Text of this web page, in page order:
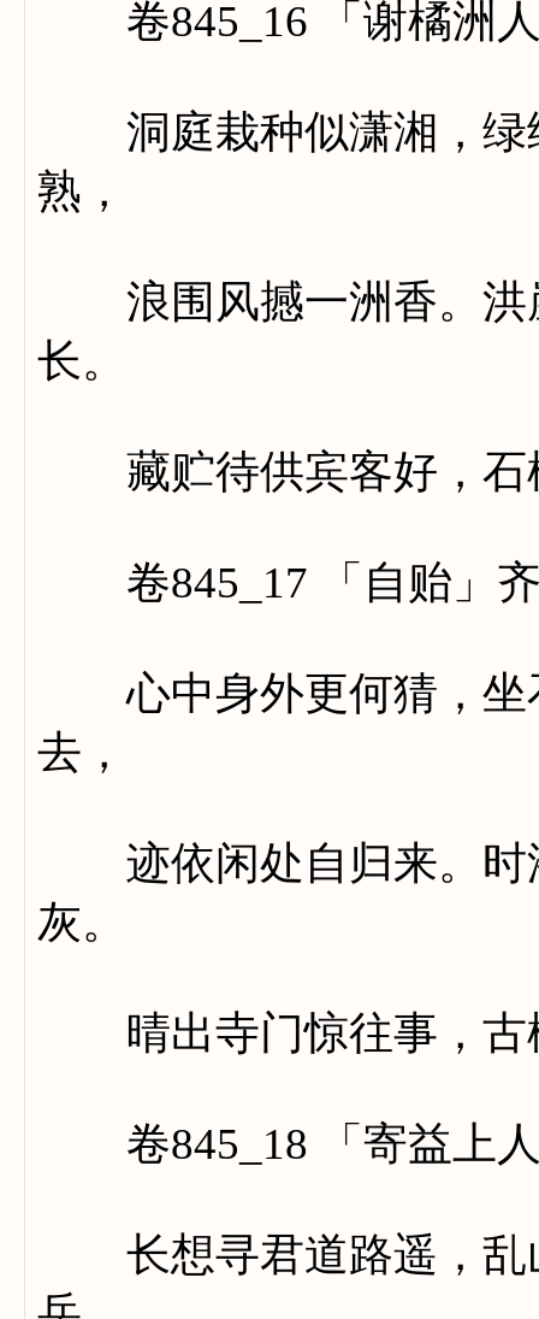
卷845_16 「谢橘洲人
洞庭栽种似潇湘，绿
熟，
浪围风撼一洲香。洪
长。
藏贮待供宾客好，石
卷845_17 「自贻」
心中身外更何猜，坐
去，
迹依闲处自归来。时
灰。
晴出寺门惊往事，古
卷845_18 「寄益上
长想寻君道路遥，乱